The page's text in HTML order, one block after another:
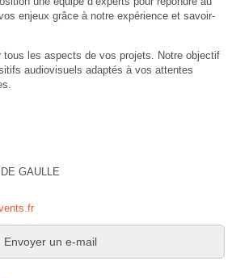
enjeux grâce à notre expérience et savoir-
tous les aspects de vos projets. Notre objectif
audiovisuels adaptés à vos attentes
GAULLE
Envoyer un e-mail